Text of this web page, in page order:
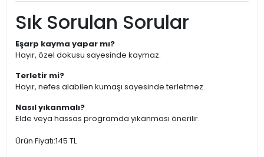
Sık Sorulan Sorular
Eşarp kayma yapar mı?
Hayır, özel dokusu sayesinde kaymaz.
Terletir mi?
Hayır, nefes alabilen kumaşı sayesinde terletmez.
Nasıl yıkanmalı?
Elde veya hassas programda yıkanması önerilir.
Ürün Fiyatı:145 TL